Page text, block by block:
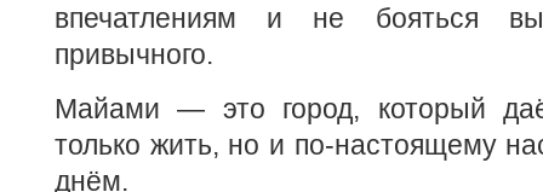
впечатлениям и не бояться
привычного.
Майами — это город, который
только жить, но и по-настоящему
днём.